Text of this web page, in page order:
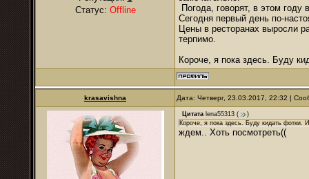
Статус: Offline
Погода, говорят, в этом
Сегодня первый день по-
Цены в ресторанах выросли
терпимо.
Короче, я пока здесь. Буду
krasavishna Дата: Четверг, 23.03.2017, 22:32 |
Цитата lena55313 (
)
Короче, я пока здесь. Буду кидать фотки.
ждем.. Хоть посмотреть((